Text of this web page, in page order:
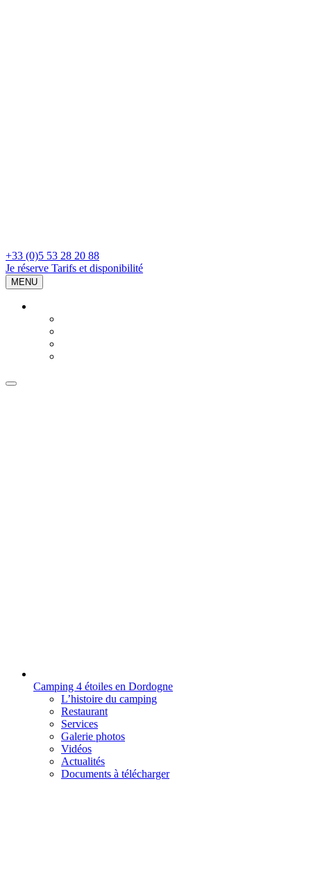
+33 (0)5 53 28 20 88
Je réserve Tarifs et disponibilité
MENU
Camping 4 étoiles en Dordogne
L’histoire du camping
Restaurant
Services
Galerie photos
Vidéos
Actualités
Documents à télécharger